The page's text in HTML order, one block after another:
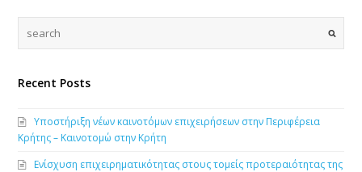
Recent Posts
Υποστήριξη νέων καινοτόμων επιχειρήσεων στην Περιφέρεια
Κρήτης – Καινοτομώ στην Κρήτη
Ενίσχυση επιχειρηματικότητας στους τομείς προτεραιότητας της